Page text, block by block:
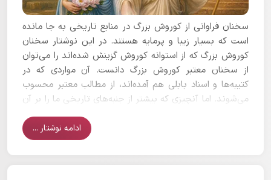
سخنان فراوانی از کوروش بزرگ در منابع تاریخی به جا مانده
است که بسیار زیبا و پرمایه هستند. در این نوشتار سخنان
کوروش بزرگ که از استوانه کوروش گزینش شده‌اند را می‌توان
از سخنان معتبر کوروش بزرگ دانست. آن مواردی که در
کتیبه‌ها و اسناد بابلی هم آمده‌اند،‌ از مطالب معتبر محسوب
می‌شوند. اما آنچیزی که بیشتر از جنبه‌های تاریخی ما را بر آن
داشت تا این همه این سخنان را گسترش دهیم جنبه‌های ادبی
ادامه نوشتار ...